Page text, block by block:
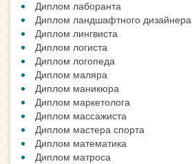
Диплом лаборанта
Диплом ландшафтного дизайнера
Диплом лингвиста
Диплом логиста
Диплом логопеда
Диплом маляра
Диплом маникюра
Диплом маркетолога
Диплом массажиста
Диплом мастера спорта
Диплом математика
Диплом матроса